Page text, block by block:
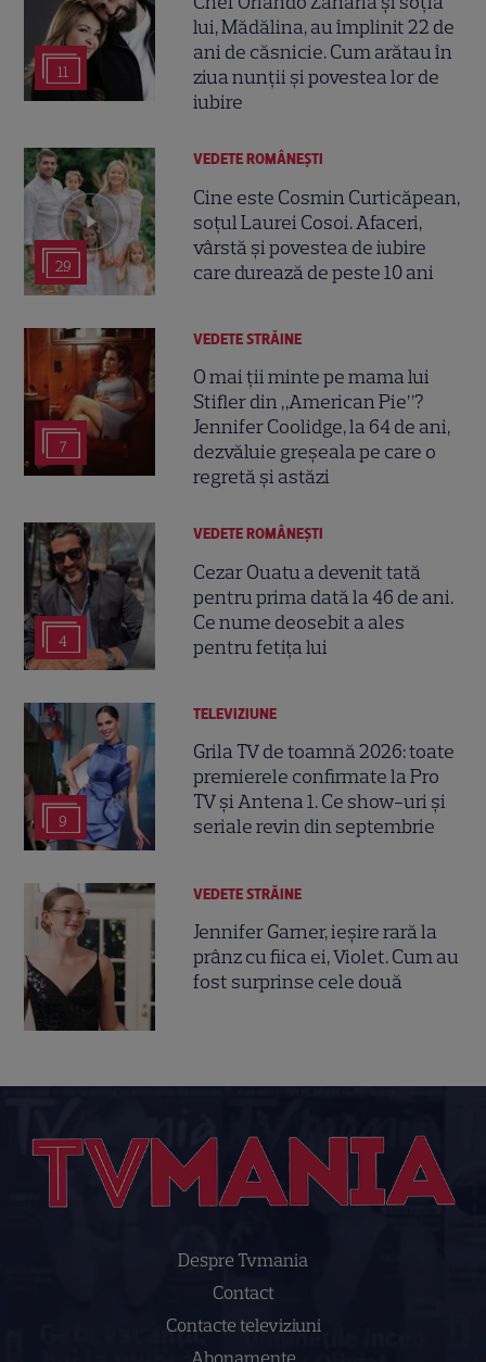
11
lui, Mădălina, au împlinit 22 de
ani de căsnicie. Cum arătau în
ziua nunții și povestea lor de
iubire
29
VEDETE ROMÂNEŞTI
Cine este Cosmin Curticăpean,
soțul Laurei Cosoi. Afaceri,
vârstă și povestea de iubire
care durează de peste 10 ani
7
VEDETE STRĂINE
O mai ții minte pe mama lui
Stifler din „American Pie”?
Jennifer Coolidge, la 64 de ani,
dezvăluie greșeala pe care o
regretă și astăzi
4
VEDETE ROMÂNEŞTI
Cezar Ouatu a devenit tată
pentru prima dată la 46 de ani.
Ce nume deosebit a ales
pentru fetița lui
9
TELEVIZIUNE
Grila TV de toamnă 2026: toate
premierele confirmate la Pro
TV și Antena 1. Ce show-uri și
seriale revin din septembrie
VEDETE STRĂINE
Jennifer Garner, ieșire rară la
prânz cu fiica ei, Violet. Cum au
fost surprinse cele două
Despre Tvmania
Contact
Contacte televiziuni
Abonamente